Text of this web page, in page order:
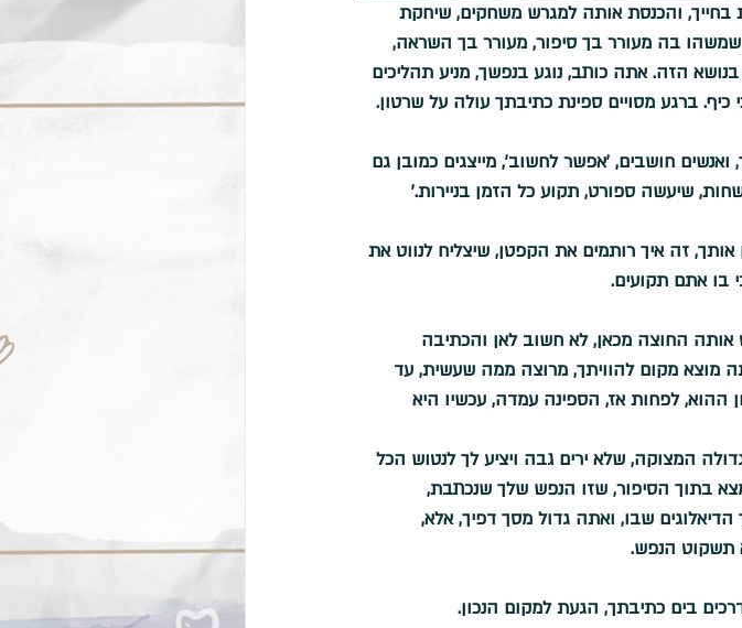
והכנסת אותה למגרש משחקים, שיחקת
בה מעורר בך סיפור, מעורר בך השראה,
הזה. אתה כותב, נוגע בנפשך, מניע תהליכים
ברגע מסויים ספינת כתיבתך עולה על שרטון.
חושבים, 'אפשר לחשוב', מייצגים כמובן גם
שיעשה ספורט, תקוע כל הזמן בניירות.'
זה איך רותמים את הקפטן, שיצליח לנווט את
בו אתם תקועים.
אותה החוצה מכאן, לא חשוב לאן והכתיבה
מוצא מקום להוויתך, מרוצה ממה שעשית, עד
לפחות אז, הספינה עמדה, עכשיו היא
המצוקה, שלא ירים גבה ויציע לך לנטוש הכל
בתוך הסיפור, שזו הנפש שלך שנכתבת,
שבו, ואתה גדול מסך דפיך, אלא,
תשקוט הנפש.
בים כתיבתך, הגעת למקום הנכון.